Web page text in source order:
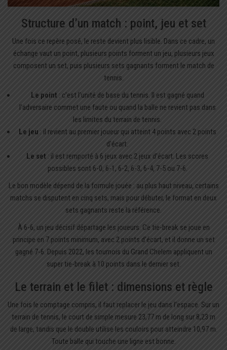
Structure d’un match : point, jeu et set
Une fois ce repère posé, le reste devient plus lisible. Dans ce cadre, un
échange vaut un point, plusieurs points forment un jeu, plusieurs jeux
composent un set, puis plusieurs sets gagnants forment le match de
tennis.
Le point : c’est l’unité de base du tennis. Il est gagné quand
l’adversaire commet une faute ou quand la balle ne revient pas dans
les limites du terrain de tennis.
Le jeu : il revient au premier joueur qui atteint 4 points avec 2 points
d’écart.
Le set : il est remporté à 6 jeux avec 2 jeux d’écart. Les scores
possibles sont 6-0, 6-1, 6-2, 6-3, 6-4, 7-5 ou 7-6.
Le bon modèle dépend de la formule jouée : au plus haut niveau, certains
matchs se disputent en cinq sets, mais pour débuter, le format en deux
sets gagnants reste la référence.
À 6-6, un jeu décisif départage les joueurs. Ce tie-break se joue en
principe en 7 points minimum, avec 2 points d’écart, et il donne un set
gagné 7-6. Depuis 2022, les tournois du Grand Chelem appliquent un
super tie-break à 10 points dans le dernier set.
Le terrain et le filet : dimensions et règle
Une fois le comptage compris, il faut replacer le jeu dans l’espace. Sur un
terrain de tennis, le court de simple mesure 23,77 m de long sur 8,23 m
de large, tandis que le double utilise les couloirs pour atteindre 10,97 m.
Toute balle qui touche une ligne est bonne.